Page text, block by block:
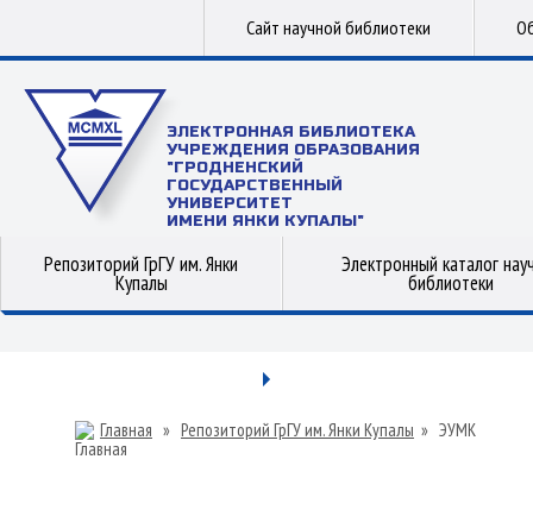
Сайт научной библиотеки
ЭЛЕКТРОННАЯ БИБЛИОТЕКА
УЧРЕЖДЕНИЯ ОБРАЗОВАНИЯ
"ГРОДНЕНСКИЙ
ГОСУДАРСТВЕННЫЙ
УНИВЕРСИТЕТ
ИМЕНИ ЯНКИ КУПАЛЫ"
Репозиторий ГрГУ им. Янки
Купалы
Электронный каталог
библиотеки
Главная » Репозиторий ГрГУ им. Янки Купалы » ЭУМК